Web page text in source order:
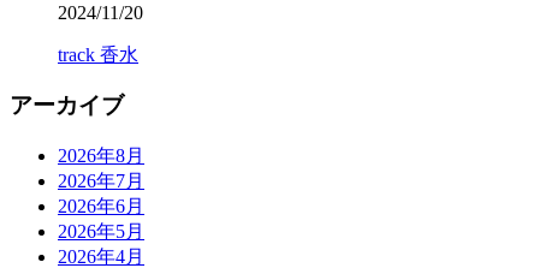
2024/11/20
track 香水
アーカイブ
2026年8月
2026年7月
2026年6月
2026年5月
2026年4月